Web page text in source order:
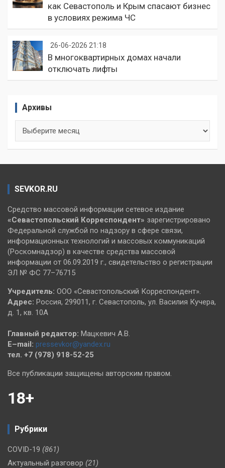
как Севастополь и Крым спасают бизнес
в условиях режима ЧС
26-06-2026 21:18
В многоквартирных домах начали
отключать лифты
Архивы
SEVKOR.RU
Средство массовой информации сетевое издание
«Севастопольский Корреспондент» зарегистрировано
Федеральной службой по надзору в сфере связи,
информационных технологий и массовых коммуникаций
(Роскомнадзор) в качестве средства массовой
информации от 06.09.2019 г., свидетельство о регистрации
ЭЛ № ФС 77–76715
Учредитель: ООО «Севастопольский Корреспондент».
Адрес: Россия, 299011, г. Севастополь, ул. Василия Кучера,
д. 1, кв. 10А
Главный редактор: Мацкевич А.В.
E–mail: pressevkor@yandex.ru
тел. +7 (978) 918-52-25
Все публикации защищены авторским правом.
18+
Рубрики
COVID-19 (861)
Актуальный разговор (21)